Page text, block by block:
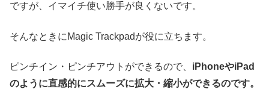
ですが、イマイチ使い勝手が良くないです。
そんなときにMagic Trackpadが役に立ちます。
ピンチイン・ピンチアウトができるので、 iPhoneやiPad
のように直感的にスムーズに拡大・縮小ができるのです。